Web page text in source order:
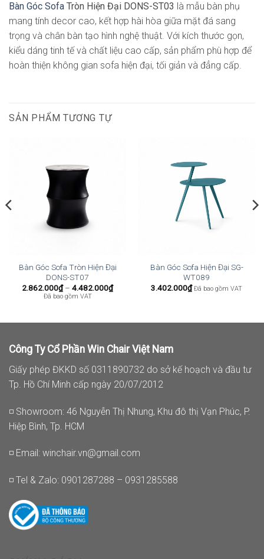
Bàn Góc Sofa Tròn Hiện Đại DONS-ST03 là mẫu bàn phụ
mang tính decor cao, kết hợp hài hòa giữa mặt đá sang
trọng và chân bàn tạo hình nghệ thuật. Với kích thước gọn,
kiểu dáng tinh tế và chất liệu cao cấp, sản phẩm phù hợp để
hoàn thiện không gian sofa hiện đại, tối giản và đẳng cấp.
SẢN PHẨM TƯƠNG TỰ
Bàn Góc Sofa Tròn Hiện Đại
DONS-ST07
2.862.000₫ – 4.482.000₫Khoảng
giá:
4.482.000₫
Đã bao gồm VAT
Bàn Góc Sofa Hiện Đại SG-
WT089
3.402.000₫ Đã bao gồm VAT
Công Ty Cổ Phần Win Chair Việt Nam
Giấy phép ĐKKD số 0311890732 do sở kế hoạch và đầu tư
Tp. Hồ Chí Minh cấp ngày 20/07/2012
◽ Showroom: 46 Nguyễn Thị Nhung, Khu đô thị Vạn Phúc, P.
Hiệp Bình, Tp. HCM
◽ Email: winchair.vn@gmail.com
◽ Tel & Zalo: 0901287288 – 0931285588